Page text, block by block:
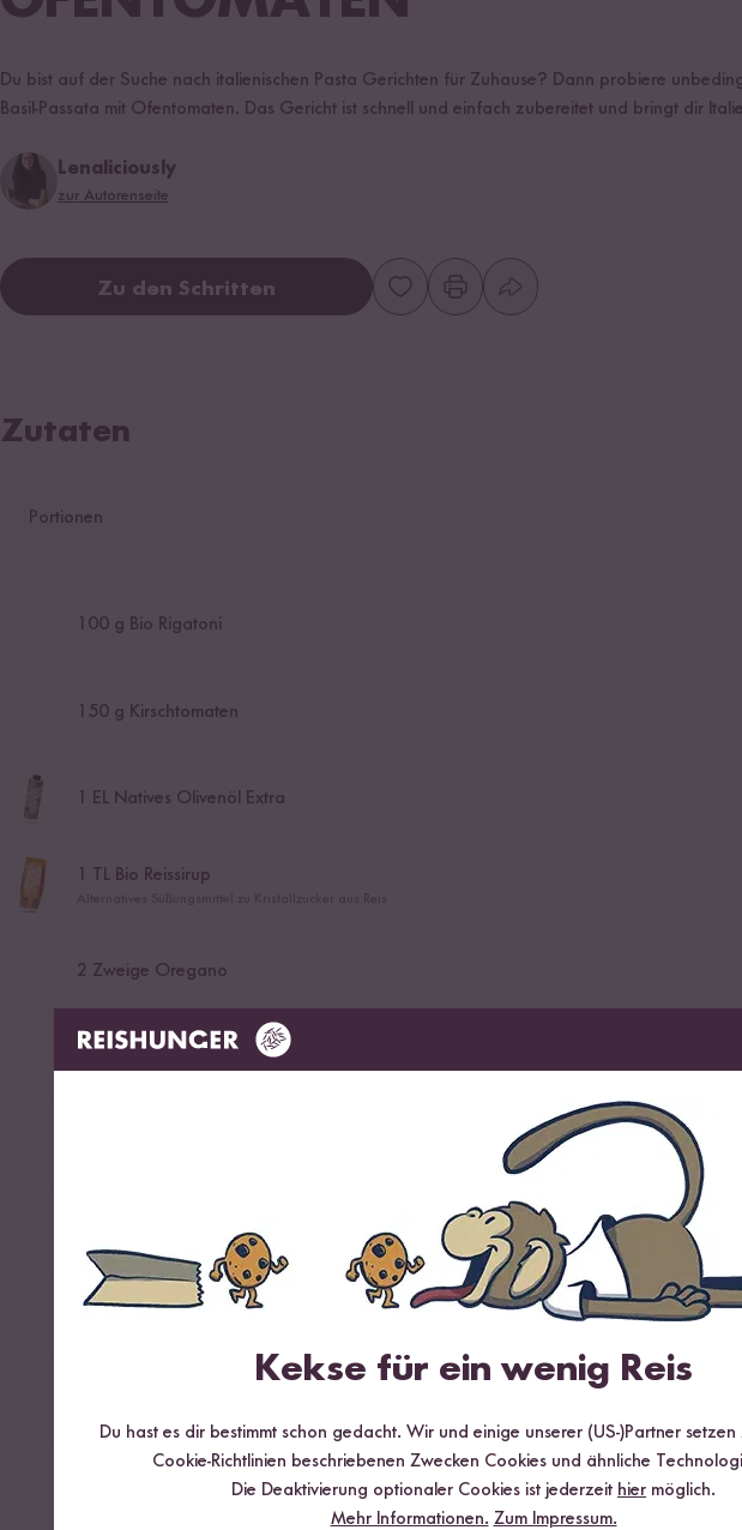
Du bist auf der Suche nach italienischen Pasta Gerichten für Zuhause? Dann probiere
Basil-Passata mit Ofentomaten. Das Gericht ist schnell und einfach zubereitet und bringt dir
Lenaliciously
zur Autorenseite
Zu den Schritten
Zutaten
Portionen
100g Bio Rigatoni
150g Kirschtomaten
1 EL Natives Olivenöl Extra
1 TL Bio Reissirup
2 Zweige Oregano
EL Pomodoro e Basilico Gewürz
EL Margarine oder Butter
Kekse für ein wenig Reis
Du hast es dir bestimmt schon gedacht. Wir und einige unserer (US-)Partner
Cookie-Richtlinien beschriebenen Zwecken Cookies und ähnliche
Die Deaktivierung optionaler Cookies ist jederzeit hier möglich.
Mehr Informationen. Zum Impressum.